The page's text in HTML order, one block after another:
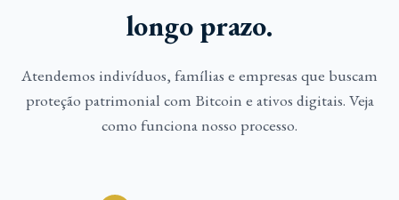
longo prazo.
Atendemos indivíduos, famílias e empresas que buscam
proteção patrimonial com Bitcoin e ativos digitais. Veja
como funciona nosso processo.